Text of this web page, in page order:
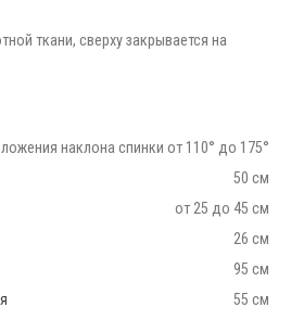
ткани, сверху закрывается на
наклона спинки от 110° до 175°
50 см
от 25 до 45 см
26 см
95 см
55 см